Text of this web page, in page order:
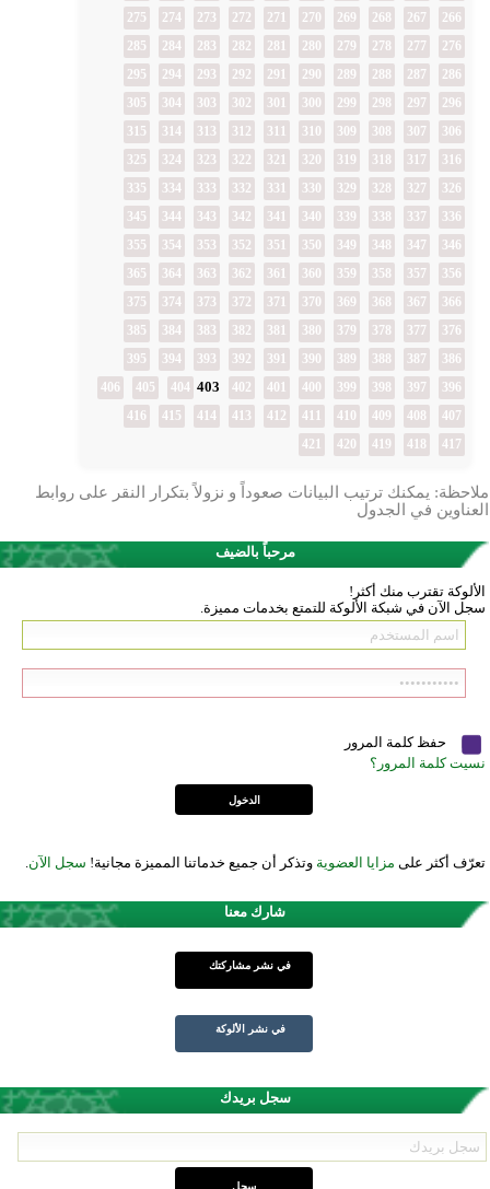
266
267
268
269
270
271
272
273
274
275
276
277
278
279
280
281
282
283
284
285
286
287
288
289
290
291
292
293
294
295
296
297
298
299
300
301
302
303
304
305
306
307
308
309
310
311
312
313
314
315
316
317
318
319
320
321
322
323
324
325
326
327
328
329
330
331
332
333
334
335
336
337
338
339
340
341
342
343
344
345
346
347
348
349
350
351
352
353
354
355
356
357
358
359
360
361
362
363
364
365
366
367
368
369
370
371
372
373
374
375
376
377
378
379
380
381
382
383
384
385
386
387
388
389
390
391
392
393
394
395
396
397
398
399
400
401
402
404
405
406
407
408
409
410
411
412
413
414
415
416
417
418
419
420
421
ملاحظة: يمكنك ترتيب البيانات صعوداً و نزولاً بتكرار النقر على روابط
العناوين في الجدول
مرحباً بالضيف
الألوكة تقترب منك أكثر!
سجل الآن في شبكة الألوكة للتمتع بخدمات مميزة.
حفظ كلمة المرور
نسيت كلمة المرور؟
تعرّف أكثر على مزايا العضوية وتذكر أن جميع خدماتنا المميزة مجانية! سجل الآن.
شارك معنا
في نشر مشاركتك
في نشر الألوكة
سجل بريدك